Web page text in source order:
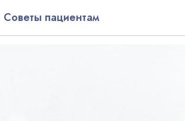
Советы пациентам
моторная